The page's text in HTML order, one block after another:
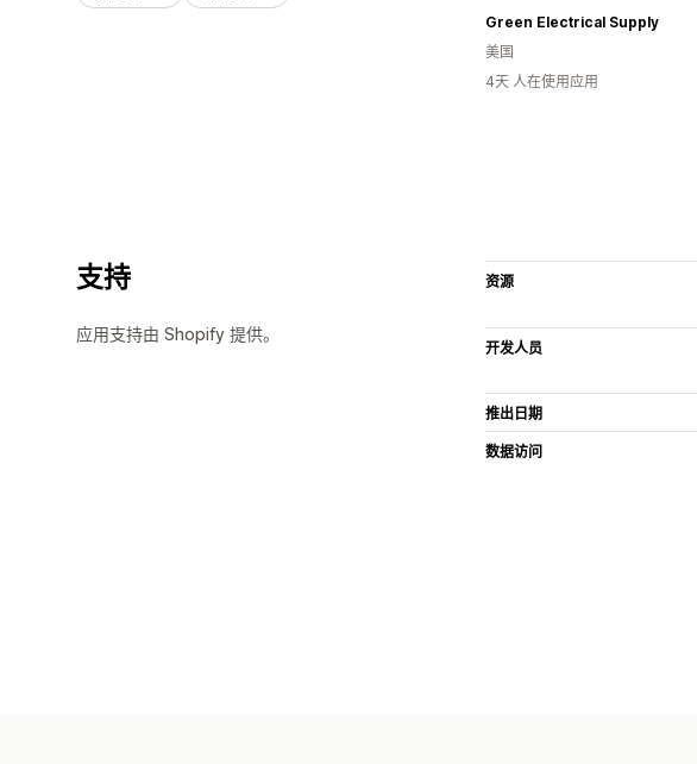
Green Electrical Supply
美国
4天 人在使用应用
支持
应用支持由 Shopify 提供。
资源
开发人员
推出日期
数据访问